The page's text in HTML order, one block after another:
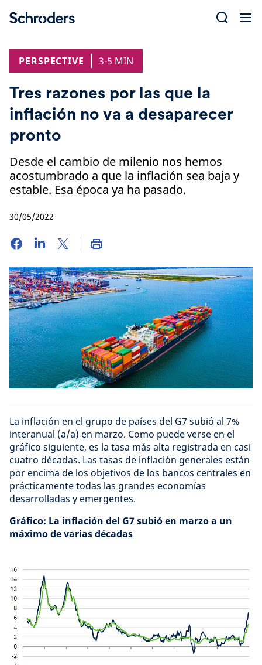
PERSPECTIVE
3-5 MIN
Tres razones por las que la
inflación no va a desaparecer
pronto
Desde el cambio de milenio nos hemos
acostumbrado a que la inflación sea baja y
estable. Esa época ya ha pasado.
30/05/2022
La inflación en el grupo de países del G7 subió al 7%
interanual (a/a) en marzo. Como puede verse en el
gráfico siguiente, es la tasa más alta registrada en casi
cuatro décadas. Las tasas de inflación generales están
por encima de los objetivos de los bancos centrales en
prácticamente todas las grandes economías
desarrolladas y emergentes.
Gráfico: La inflación del G7 subió en marzo a un
máximo de varias décadas